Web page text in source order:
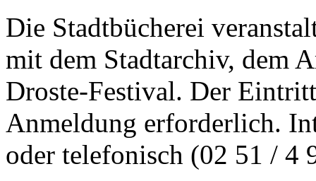
Die Stadtbücherei
mit dem Stadtarchiv, dem
Droste-Festival. Der
Anmeldung erforderlich.
oder telefonisch (02 51 / 4